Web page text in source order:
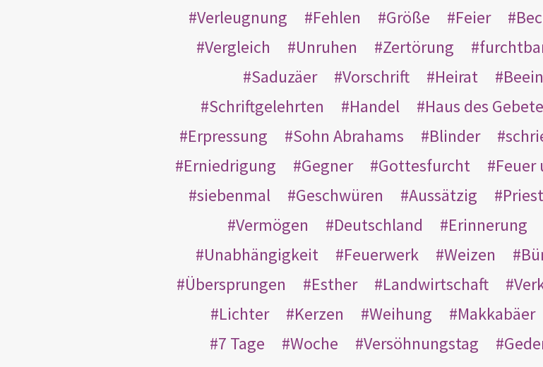
Verleugnung
Fehlen Größe Feier
Vergleich
Unruhen Zertörung
Saduzäer
Vorschrift Heirat
Schriftgelehrten
Handel Haus des
Erpressung
Sohn Abrahams Blinder
Erniedrigung
Gegner Gottesfurcht Feuer
siebenmal
Geschwüren Aussätzig
Vermögen
Deutschland Erinnerung
Unabhängigkeit
Feuerwerk Weizen
Übersprungen
Esther Landwirtschaft
Lichter
Kerzen Weihung Makkabäer
7 Tage
Woche Versöhnungstag